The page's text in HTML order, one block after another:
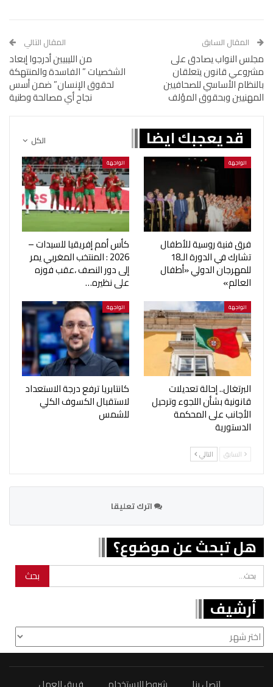
المقال السابق
مجلس النواب يصادق على
مشروعي قانون يتعلقان
بالنظام الأساسي للصحافيين
المهنيين وبحقوق المؤلف
المقال التالي
من الليبيين أدرجوا إبعاد
الشخصيات ” الفاسدة والمنتهكة
لحقوق الإنسان” ضمن أسس
نجاح أي مصالحة وطنية
الكل قد يعجبك ايضا
الواجهة
فرق فنية روسية للأطفال
تشارك في الدورة الـ18
للمهرجان الدولي «أطفال
العالم»
الواجهة
كأس أمم إفريقيا للسيدات –
2026 : المنتخب المغربي يمر
إلى دور النصف ،عقب فوزه
على نظيره…
الواجهة
البرتغال.. إحالة تعديلات
قانونية بشأن اللجوء وترحيل
الأجانب على المحكمة
الدستورية
الواجهة
كانتابريا ترفع درجة الاستعداد
لاستقبال الكسوف الكلي
للشمس
السابق التالي
اترك تعليقا
هل تبحث عن موضوع؟
أرشيف
أرشيف